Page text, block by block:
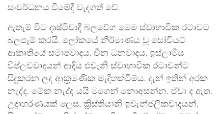
සංවර්ධනය වීමේදී වැදගත් වේ.
ඇතැම් විට දෘෂ්ටිවාදී බලවේග මෙම ස්වාභාවික රටාවට
බලපෑම් කරයි. ලෝකයේ නිර්මාණය වූ සෝවියට්
ආකෘතියේ සමාජවාදය, චීන ධනවාදය, ඉස්ලාමීය
විප්ලවවාදයන් ආදිය එවැනි ස්වාභාවික රටාවන්ට
සිදුකරන ලද ආක්‍රමණික මැදිහත්වීම්ය. දැන් ඉතින් අරක
නැද්ද, මේක නැද්ද යයි මගෙන් නොඅසන්න. ඒවා ද ඇත.
උදාහරණයක් ලෙස, ක්‍රිස්තියානි ඉවැන්ජලිකවාදයන්,